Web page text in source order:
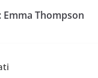
Emma Thompson